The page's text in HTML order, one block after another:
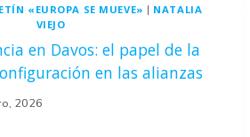
UNA
QUE
INTERPELA
DIRECTAMENTE
«EUROPA SE MUEVE»
NATALIA
VIEJO
en Davos: el papel de la
en las alianzas
2026